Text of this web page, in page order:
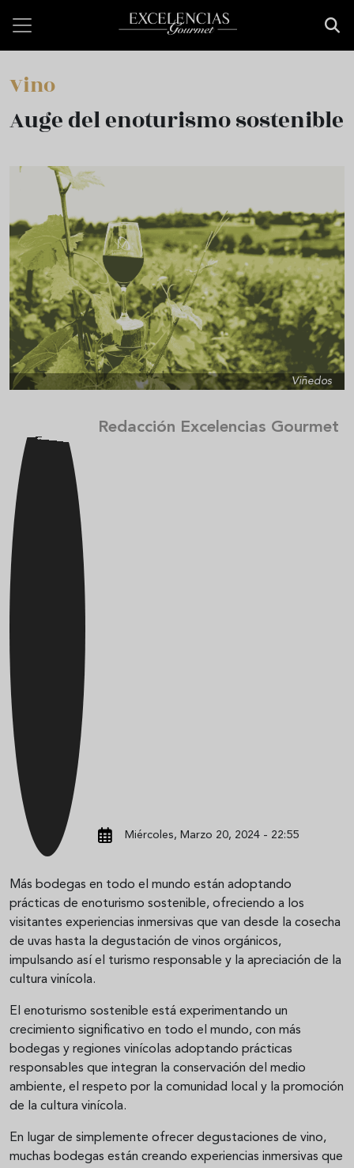
Vino
Auge del enoturismo sostenible
Viñedos
Redacción Excelencias Gourmet
Miércoles, Marzo 20, 2024 - 22:55
Más bodegas en todo el mundo están adoptando
prácticas de enoturismo sostenible, ofreciendo a los
visitantes experiencias inmersivas que van desde la cosecha
de uvas hasta la degustación de vinos orgánicos,
impulsando así el turismo responsable y la apreciación de la
cultura vinícola.
El enoturismo sostenible está experimentando un
crecimiento significativo en todo el mundo, con más
bodegas y regiones vinícolas adoptando prácticas
responsables que integran la conservación del medio
ambiente, el respeto por la comunidad local y la promoción
de la cultura vinícola.
En lugar de simplemente ofrecer degustaciones de vino,
muchas bodegas están creando experiencias inmersivas que